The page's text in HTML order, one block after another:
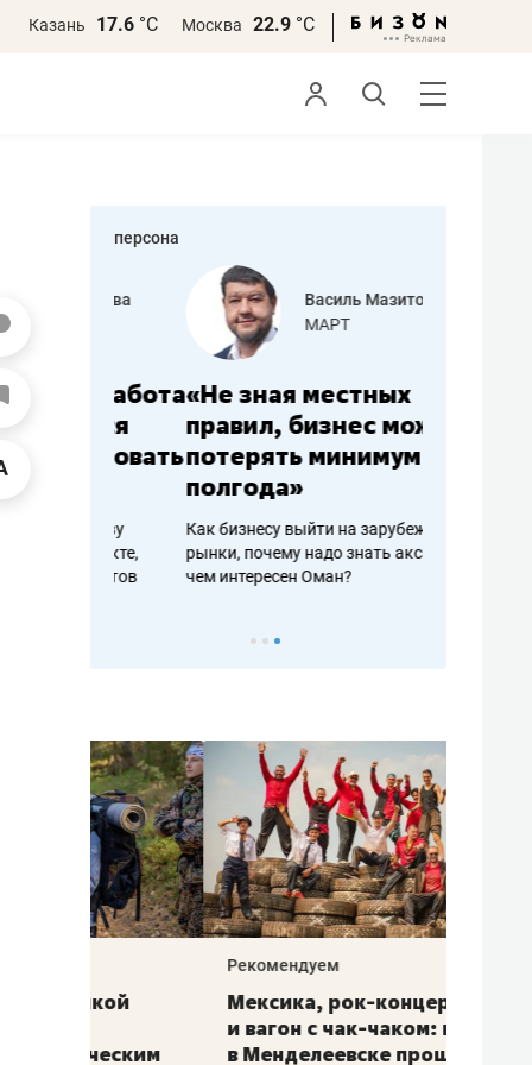
Казань 17.6 °С Москва 22.9 °С
персона
работа
Василь Мазитов
МАРТ
«Не зная местных
правил, бизнес может
потерять минимум
полгода»
Как бизнесу выйти на зарубежные
рынки, почему надо знать аксакалов и
чем интересен Оман?
Мексика, рок-концерт
и вагон с чак-чаком: как
в Менделеевске прошла